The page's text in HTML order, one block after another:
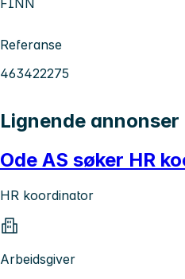
Referanse
463422275
Lignende annonser
Ode AS søker HR
HR koordinator
Arbeidsgiver